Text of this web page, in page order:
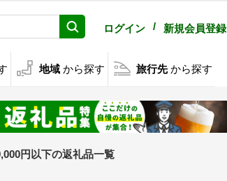
ログイン / 新規会員登録
地域 から探す 旅行先 から探す
円以下の返礼品一覧